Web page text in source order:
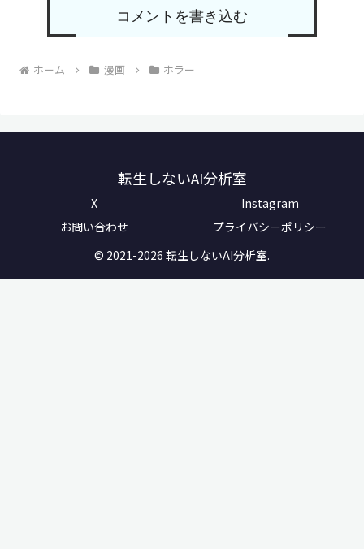
コメントを書き込む
ホーム 漫画 ホラー
転生しないAI分析室
X
Instagram
お問い合わせ
プライバシーポリシー
© 2021-2026 転生しないAI分析室.